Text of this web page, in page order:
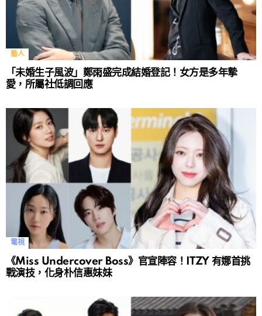
藝人
「未婚生子風波」鄭雨盛完成結婚登記！女方是多年摯
愛，所屬社低調回應
電視
《Miss Undercover Boss》官宣陣容！ITZY 有娜首挑
戰演技，化身朴信惠妹妹